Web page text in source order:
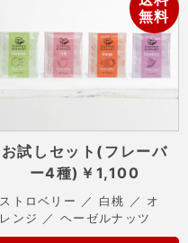
無料
お試しセット(フレーバ
ー4種) ￥1,100
ストロベリー ／ 白桃 ／ オ
レンジ ／ ヘーゼルナッツ